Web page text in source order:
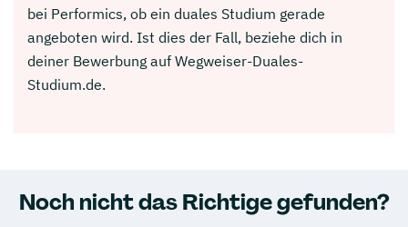
bei Performics, ob ein duales Studium gerade
angeboten wird. Ist dies der Fall, beziehe dich in
deiner Bewerbung auf Wegweiser-Duales-
Studium.de.
Noch nicht das Richtige gefunden?